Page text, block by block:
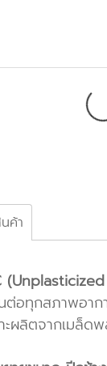
ค้า
ต่อทุกสภาพอาก
ะผลิตจากเมล็